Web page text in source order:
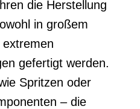
die Herstellung
in großem
gefertigt werden.
Spritzen oder
– die